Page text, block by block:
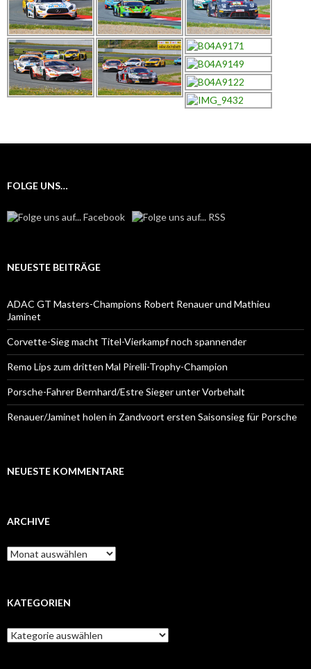
FOLGE UNS…
NEUESTE BEITRÄGE
ADAC GT Masters-Champions Robert Renauer und Mathieu
Jaminet
Corvette-Sieg macht Titel-Vierkampf noch spannender
Remo Lips zum dritten Mal Pirelli-Trophy-Champion
Porsche-Fahrer Bernhard/Estre Sieger unter Vorbehalt
Renauer/Jaminet holen in Zandvoort ersten Saisonsieg für Porsche
NEUESTE KOMMENTARE
ARCHIVE
A
r
i
e
KATEGORIEN
K
a